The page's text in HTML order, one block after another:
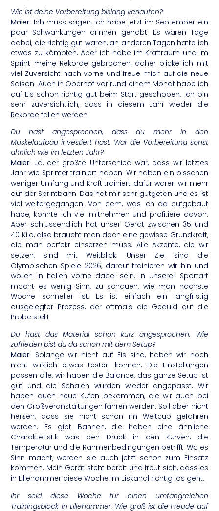
Wie ist deine Vorbereitung bislang verlaufen?
Maier: Ich muss sagen, ich habe jetzt im September ein
paar Schwankungen drinnen gehabt. Es waren Tage
dabei, die richtig gut waren, an anderen Tagen hatte ich
etwas zu kämpfen. Aber ich habe im Kraftraum und im
Sprint meine Rekorde gebrochen, daher blicke ich mit
viel Zuversicht nach vorne und freue mich auf die neue
Saison. Auch in Oberhof vor rund einem Monat habe ich
auf Eis schon richtig gut beim Start geschoben. Ich bin
sehr zuversichtlich, dass in diesem Jahr wieder die
Rekorde fallen werden.
Du hast angesprochen, dass du mehr in den
Muskelaufbau investiert hast. War die Vorbereitung sonst
ähnlich wie im letzten Jahr?
Maier: Ja, der größte Unterschied war, dass wir letztes
Jahr wie Sprinter trainiert haben. Wir haben ein bisschen
weniger Umfang und Kraft trainiert, dafür waren wir mehr
auf der Sprintbahn. Das hat mir sehr gutgetan und es ist
viel weitergegangen. Von dem, was ich da aufgebaut
habe, konnte ich viel mitnehmen und profitiere davon.
Aber schlussendlich hat unser Gerät zwischen 35 und
40 Kilo, also braucht man doch eine gewisse Grundkraft,
die man perfekt einsetzen muss. Alle Akzente, die wir
setzen, sind mit Weitblick. Unser Ziel sind die
Olympischen Spiele 2026, darauf trainieren wir hin und
wollen in Italien vorne dabei sein. In unserer Sportart
macht es wenig Sinn, zu schauen, wie man nächste
Woche schneller ist. Es ist einfach ein langfristig
ausgelegter Prozess, der oftmals die Geduld auf die
Probe stellt.
Du hast das Material schon kurz angesprochen. Wie
zufrieden bist du da schon mit dem Setup?
Maier: Solange wir nicht auf Eis sind, haben wir noch
nicht wirklich etwas testen können. Die Einstellungen
passen alle, wir haben die Balance, das ganze Setup ist
gut und die Schalen wurden wieder angepasst. Wir
haben auch neue Kufen bekommen, die wir auch bei
den Großveranstaltungen fahren werden. Soll aber nicht
heißen, dass sie nicht schon im Weltcup gefahren
werden. Es gibt Bahnen, die haben eine ähnliche
Charakteristik was den Druck in den Kurven, die
Temperatur und die Rahmenbedingungen betrifft. Wo es
Sinn macht, werden sie auch jetzt schon zum Einsatz
kommen. Mein Gerät steht bereit und freut sich, dass es
in Lillehammer diese Woche im Eiskanal richtig los geht.
Ihr seid diese Woche für einen umfangreichen
Trainingsblock in Lillehammer. Wie groß ist die Freude auf